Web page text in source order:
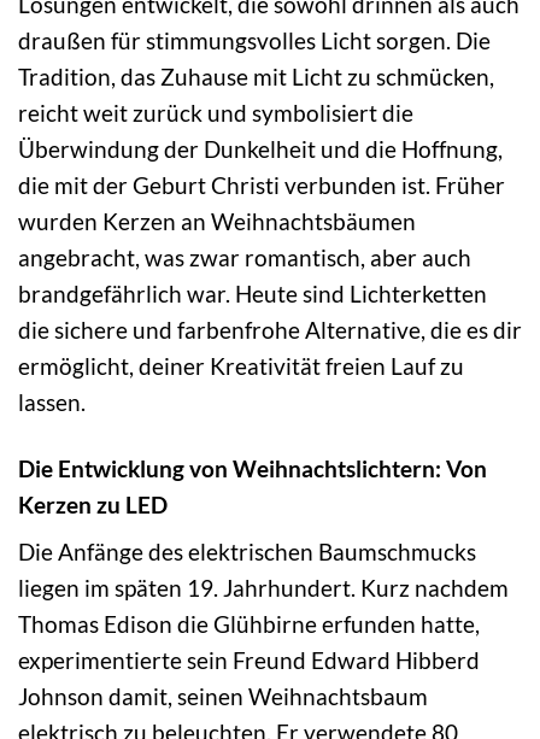
draußen für stimmungsvolles Licht sorgen. Die
Tradition, das Zuhause mit Licht zu schmücken,
reicht weit zurück und symbolisiert die
Überwindung der Dunkelheit und die Hoffnung,
die mit der Geburt Christi verbunden ist. Früher
wurden Kerzen an Weihnachtsbäumen
angebracht, was zwar romantisch, aber auch
brandgefährlich war. Heute sind Lichterketten
die sichere und farbenfrohe Alternative, die es dir
ermöglicht, deiner Kreativität freien Lauf zu
lassen.
Die Entwicklung von Weihnachtslichtern: Von
Kerzen zu LED
Die Anfänge des elektrischen Baumschmucks
liegen im späten 19. Jahrhundert. Kurz nachdem
Thomas Edison die Glühbirne erfunden hatte,
experimentierte sein Freund Edward Hibberd
Johnson damit, seinen Weihnachtsbaum
elektrisch zu beleuchten. Er verwendete 80